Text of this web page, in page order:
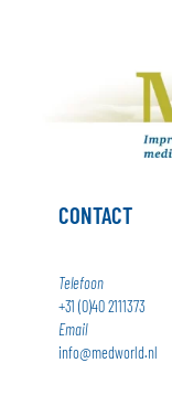
CONTACT
Telefoon
+31 (0)40 2111373
Email
info@medworld.nl